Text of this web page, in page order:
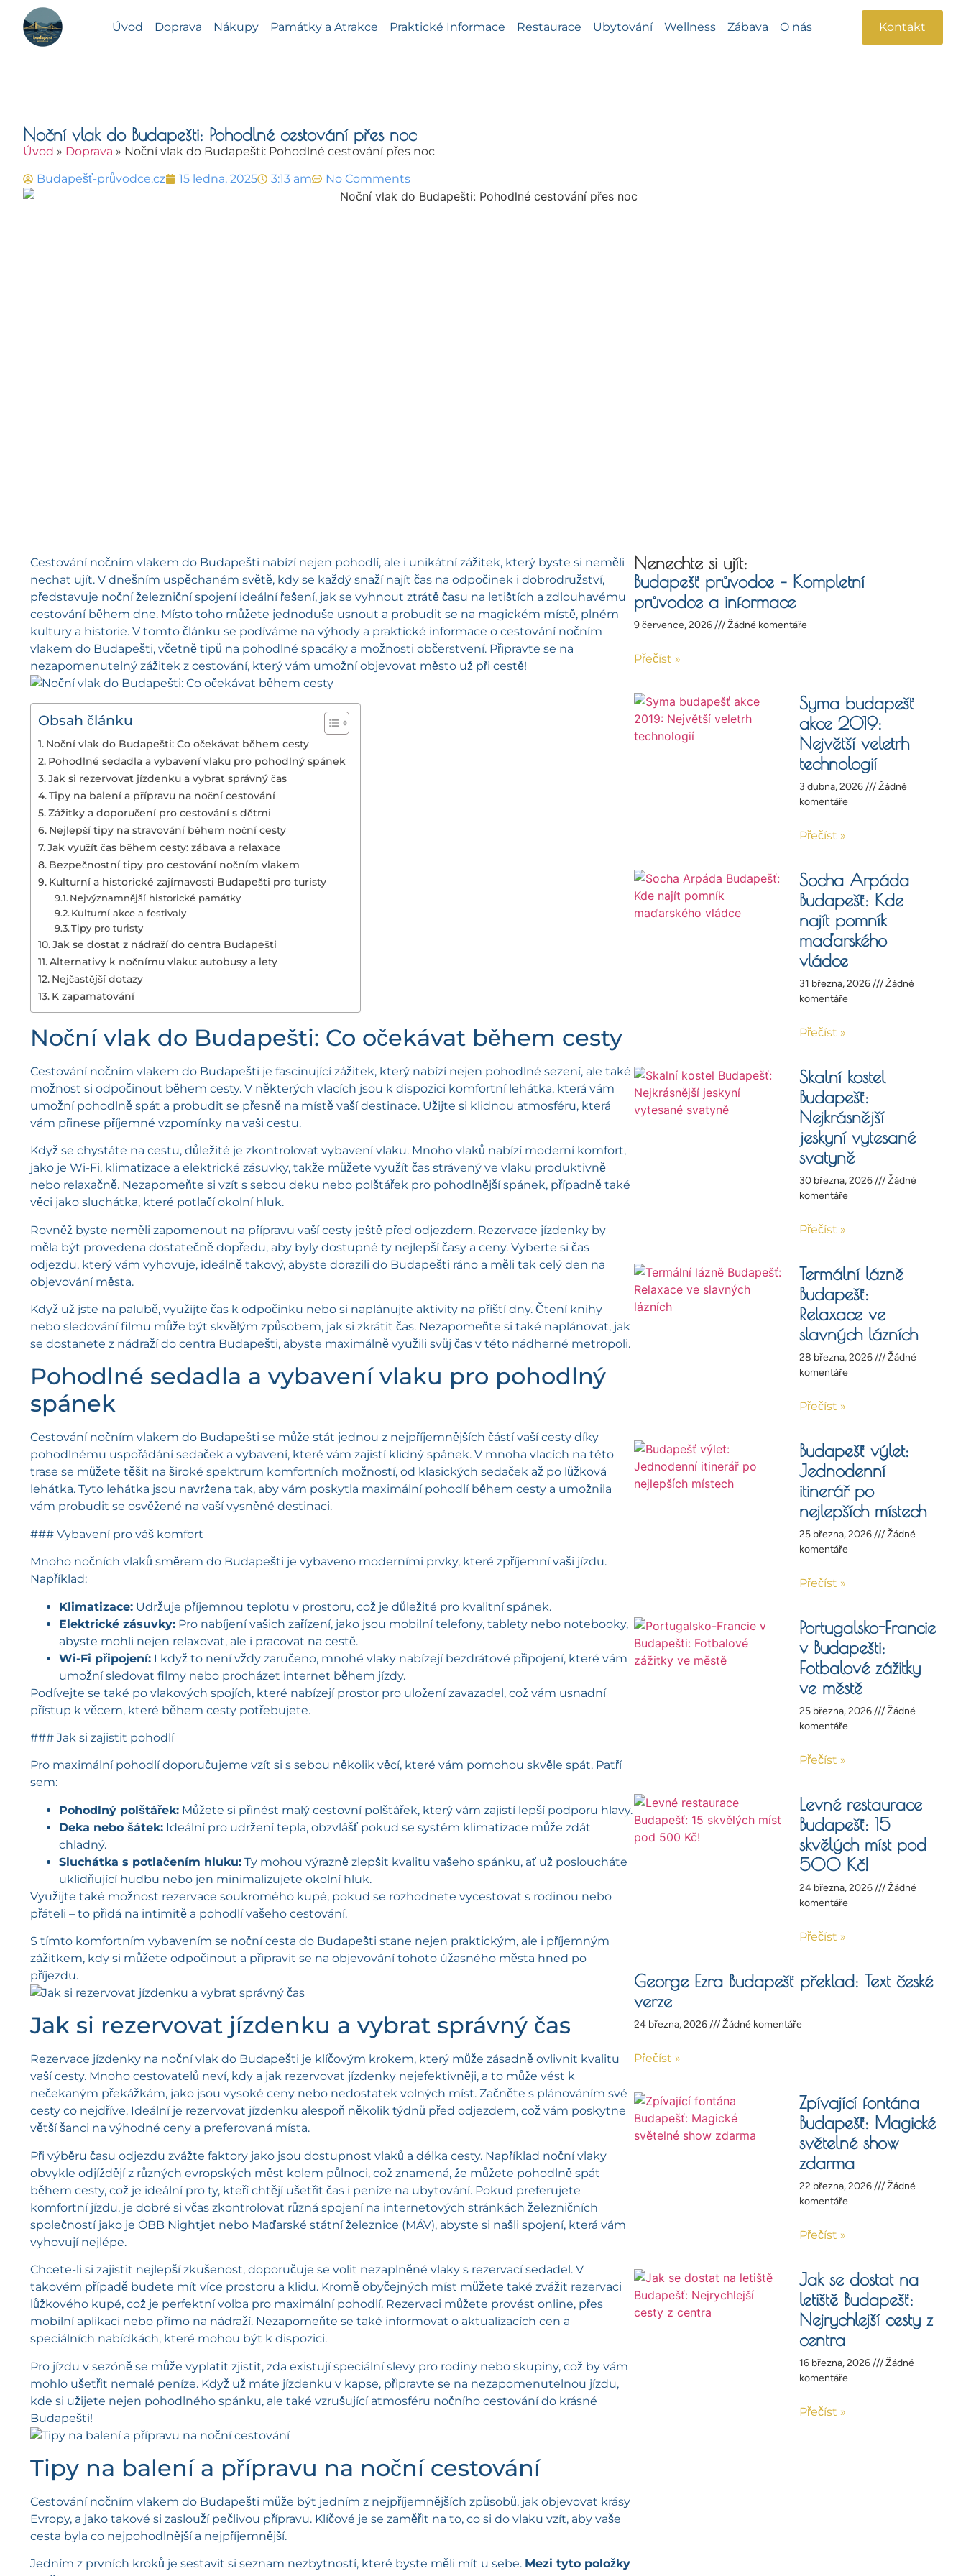
Úvod Doprava Nákupy Památky a Atrakce Praktické Informace Restaurace Ubytování Wellness Zábava O nás Kontakt
Noční vlak do Budapešti: Pohodlné cestování přes noc
Úvod » Doprava » Noční vlak do Budapešti: Pohodlné cestování přes noc
Budapešť-průvodce.cz 15 ledna, 2025 3:13 am No Comments
Cestování nočním vlakem do Budapešti nabízí nejen pohodlí, ale i unikátní zážitek, který byste si neměli
nechat ujít. V dnešním uspěchaném světě, kdy se každý snaží najít čas na odpočinek i dobrodružství,
představuje noční železniční spojení ideální řešení, jak se vyhnout ztrátě času na letištích a zdlouhavému
cestování během dne. Místo toho můžete jednoduše usnout a probudit se na magickém místě, plném
kultury a historie. V tomto článku se podíváme na výhody a praktické informace o cestování nočním
vlakem do Budapešti, včetně tipů na pohodlné spacáky a možnosti občerstvení. Připravte se na
nezapomenutelný zážitek z cestování, který vám umožní objevovat město už při cestě!
Obsah článku
Noční vlak do Budapešti: Co očekávat během cesty
Pohodlné sedadla a vybavení vlaku pro pohodlný spánek
Jak si rezervovat jízdenku a vybrat správný čas
Tipy na balení a přípravu na noční cestování
Zážitky a doporučení pro cestování s dětmi
Nejlepší tipy na stravování během noční cesty
Jak využít čas během cesty: zábava a relaxace
Bezpečnostní tipy pro cestování nočním vlakem
Kulturní a historické zajímavosti Budapešti pro turisty
Nejvýznamnější historické památky
Kulturní akce a festivaly
Tipy pro turisty
Jak se dostat z nádraží do centra Budapešti
Alternativy k nočnímu vlaku: autobusy a lety
Nejčastější dotazy
K zapamatování
Noční vlak do Budapešti: Co očekávat během cesty
Cestování nočním vlakem do Budapešti je fascinující zážitek, který nabízí nejen pohodlné sezení, ale také
možnost si odpočinout během cesty. V některých vlacích jsou k dispozici komfortní lehátka, která vám
umožní pohodlně spát a probudit se přesně na místě vaší destinace. Užijte si klidnou atmosféru, která
vám přinese příjemné vzpomínky na vaši cestu.
Když se chystáte na cestu, důležité je zkontrolovat vybavení vlaku. Mnoho vlaků nabízí moderní komfort,
jako je Wi-Fi, klimatizace a elektrické zásuvky, takže můžete využít čas strávený ve vlaku produktivně
nebo relaxačně. Nezapomeňte si vzít s sebou deku nebo polštářek pro pohodlnější spánek, případně také
věci jako sluchátka, které potlačí okolní hluk.
Rovněž byste neměli zapomenout na přípravu vaší cesty ještě před odjezdem. Rezervace jízdenky by
měla být provedena dostatečně dopředu, aby byly dostupné ty nejlepší časy a ceny. Vyberte si čas
odjezdu, který vám vyhovuje, ideálně takový, abyste dorazili do Budapešti ráno a měli tak celý den na
objevování města.
Když už jste na palubě, využijte čas k odpočinku nebo si naplánujte aktivity na příští dny. Čtení knihy
nebo sledování filmu může být skvělým způsobem, jak si zkrátit čas. Nezapomeňte si také naplánovat, jak
se dostanete z nádraží do centra Budapešti, abyste maximálně využili svůj čas v této nádherné metropoli.
Pohodlné sedadla a vybavení vlaku pro pohodlný
spánek
Cestování nočním vlakem do Budapešti se může stát jednou z nejpříjemnějších částí vaší cesty díky
pohodlnému uspořádání sedaček a vybavení, které vám zajistí klidný spánek. V mnoha vlacích na této
trase se můžete těšit na široké spektrum komfortních možností, od klasických sedaček až po lůžková
lehátka. Tyto lehátka jsou navržena tak, aby vám poskytla maximální pohodlí během cesty a umožnila
vám probudit se osvěžené na vaší vysněné destinaci.
### Vybavení pro váš komfort
Mnoho nočních vlaků směrem do Budapešti je vybaveno moderními prvky, které zpříjemní vaši jízdu.
Například:
Klimatizace: Udržuje příjemnou teplotu v prostoru, což je důležité pro kvalitní spánek.
Elektrické zásuvky: Pro nabíjení vašich zařízení, jako jsou mobilní telefony, tablety nebo notebooky,
abyste mohli nejen relaxovat, ale i pracovat na cestě.
Wi-Fi připojení: I když to není vždy zaručeno, mnohé vlaky nabízejí bezdrátové připojení, které vám
umožní sledovat filmy nebo procházet internet během jízdy.
Podívejte se také po vlakových spojích, které nabízejí prostor pro uložení zavazadel, což vám usnadní
přístup k věcem, které během cesty potřebujete.
### Jak si zajistit pohodlí
Pro maximální pohodlí doporučujeme vzít si s sebou několik věcí, které vám pomohou skvěle spát. Patří
sem:
Pohodlný polštářek: Můžete si přinést malý cestovní polštářek, který vám zajistí lepší podporu hlavy.
Deka nebo šátek: Ideální pro udržení tepla, obzvlášť pokud se systém klimatizace může zdát
chladný.
Sluchátka s potlačením hluku: Ty mohou výrazně zlepšit kvalitu vašeho spánku, ať už posloucháte
uklidňující hudbu nebo jen minimalizujete okolní hluk.
Využijte také možnost rezervace soukromého kupé, pokud se rozhodnete vycestovat s rodinou nebo
přáteli – to přidá na intimitě a pohodlí vašeho cestování.
S tímto komfortním vybavením se noční cesta do Budapešti stane nejen praktickým, ale i příjemným
zážitkem, kdy si můžete odpočinout a připravit se na objevování tohoto úžasného města hned po
příjezdu.
Jak si rezervovat jízdenku a vybrat správný čas
Rezervace jízdenky na noční vlak do Budapešti je klíčovým krokem, který může zásadně ovlivnit kvalitu
vaší cesty. Mnoho cestovatelů neví, kdy a jak rezervovat jízdenky nejefektivněji, a to může vést k
nečekaným překážkám, jako jsou vysoké ceny nebo nedostatek volných míst. Začněte s plánováním své
cesty co nejdříve. Ideální je rezervovat jízdenku alespoň několik týdnů před odjezdem, což vám poskytne
větší šanci na výhodné ceny a preferovaná místa.
Při výběru času odjezdu zvážte faktory jako jsou dostupnost vlaků a délka cesty. Například noční vlaky
obvykle odjíždějí z různých evropských měst kolem půlnoci, což znamená, že můžete pohodlně spát
během cesty, což je ideální pro ty, kteří chtějí ušetřit čas i peníze na ubytování. Pokud preferujete
komfortní jízdu, je dobré si včas zkontrolovat různá spojení na internetových stránkách železničních
společností jako je ÖBB Nightjet nebo Maďarské státní železnice (MÁV), abyste si našli spojení, která vám
vyhovují nejlépe.
Chcete-li si zajistit nejlepší zkušenost, doporučuje se volit nezaplněné vlaky s rezervací sedadel. V
takovém případě budete mít více prostoru a klidu. Kromě obyčejných míst můžete také zvážit rezervaci
lůžkového kupé, což je perfektní volba pro maximální pohodlí. Rezervaci můžete provést online, přes
mobilní aplikaci nebo přímo na nádraží. Nezapomeňte se také informovat o aktualizacích cen a
speciálních nabídkách, které mohou být k dispozici.
Pro jízdu v sezóně se může vyplatit zjistit, zda existují speciální slevy pro rodiny nebo skupiny, což by vám
mohlo ušetřit nemalé peníze. Když už máte jízdenku v kapse, připravte se na nezapomenutelnou jízdu,
kde si užijete nejen pohodlného spánku, ale také vzrušující atmosféru nočního cestování do krásné
Budapešti!
Tipy na balení a přípravu na noční cestování
Cestování nočním vlakem do Budapešti může být jedním z nejpříjemnějších způsobů, jak objevovat krásy
Evropy, a jako takové si zaslouží pečlivou přípravu. Klíčové je se zaměřit na to, co si do vlaku vzít, aby vaše
cesta byla co nejpohodlnější a nejpříjemnější.
Jedním z prvních kroků je sestavit si seznam nezbytností, které byste měli mít u sebe. Mezi tyto položky
Nenechte si ujít:
Budapešť průvodce – Kompletní
průvodce a informace
9 července, 2026 Žádné komentáře
Přečíst »
Syma budapešť
akce 2019:
Největší veletrh
technologií
3 dubna, 2026
Žádné
komentáře
Přečíst »
Socha Arpáda
Budapešť: Kde
najít pomník
maďarského
vládce
31 března, 2026
Žádné
komentáře
Přečíst »
Skalní kostel
Budapešť:
Nejkrásnější
jeskyní vytesané
svatyně
30 března, 2026
Žádné
komentáře
Přečíst »
Termální lázně
Budapešť:
Relaxace ve
slavných lázních
28 března, 2026
Žádné
komentáře
Přečíst »
Budapešť výlet:
Jednodenní
itinerář po
nejlepších místech
25 března, 2026
Žádné
komentáře
Přečíst »
Portugalsko-Francie
v Budapešti:
Fotbalové zážitky
ve městě
25 března, 2026
Žádné
komentáře
Přečíst »
Levné restaurace
Budapešť: 15
skvělých míst pod
500 Kč!
24 března, 2026
Žádné
komentáře
Přečíst »
George Ezra Budapešť překlad: Text české
verze
24 března, 2026 Žádné komentáře
Přečíst »
Zpívající fontána
Budapešť: Magické
světelné show
zdarma
22 března, 2026
Žádné
komentáře
Přečíst »
Jak se dostat na
letiště Budapešť:
Nejrychlejší cesty z
centra
16 března, 2026
Žádné
komentáře
Přečíst »